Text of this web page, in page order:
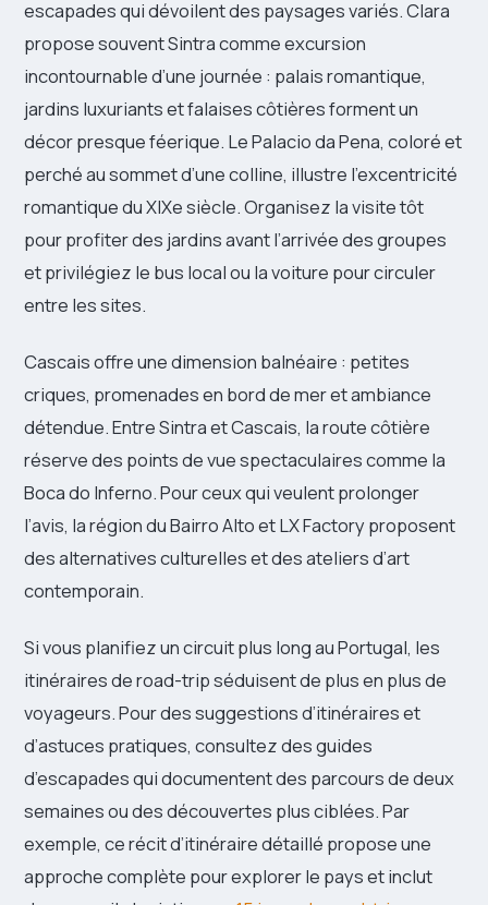
escapades qui dévoilent des paysages variés. Clara
propose souvent Sintra comme excursion
incontournable d’une journée : palais romantique,
jardins luxuriants et falaises côtières forment un
décor presque féerique. Le Palacio da Pena, coloré et
perché au sommet d’une colline, illustre l’excentricité
romantique du XIXe siècle. Organisez la visite tôt
pour profiter des jardins avant l’arrivée des groupes
et privilégiez le bus local ou la voiture pour circuler
entre les sites.
Cascais offre une dimension balnéaire : petites
criques, promenades en bord de mer et ambiance
détendue. Entre Sintra et Cascais, la route côtière
réserve des points de vue spectaculaires comme la
Boca do Inferno. Pour ceux qui veulent prolonger
l’avis, la région du Bairro Alto et LX Factory proposent
des alternatives culturelles et des ateliers d’art
contemporain.
Si vous planifiez un circuit plus long au Portugal, les
itinéraires de road-trip séduisent de plus en plus de
voyageurs. Pour des suggestions d’itinéraires et
d’astuces pratiques, consultez des guides
d’escapades qui documentent des parcours de deux
semaines ou des découvertes plus ciblées. Par
exemple, ce récit d’itinéraire détaillé propose une
approche complète pour explorer le pays et inclut